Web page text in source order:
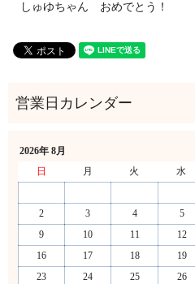
しゅゆちゃん おめでとう！
2026年 8月
日
月 火 水
2
3 4 5
9
10 11 12
16
17 18 19
23
24 25 26